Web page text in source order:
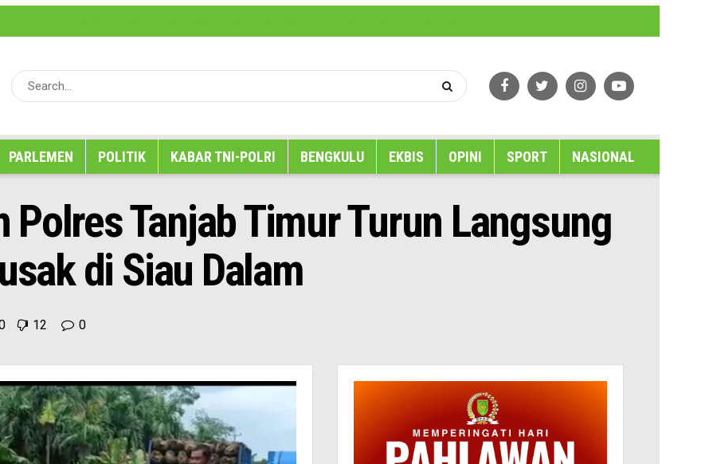
PARLEMEN POLITIK KABAR TNI-POLRI BENGKULU EKBIS OPINI SPORT NASIONAL
Polres Tanjab Timur Turun Langsung
di Siau Dalam
12 0